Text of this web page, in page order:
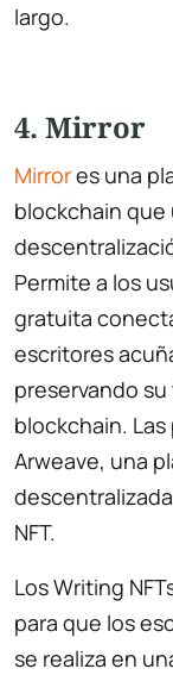
largo.
4. Mirror
Mirrores una
blockchain que
Permite a los
gratuita
escritores
preservando
blockchain.
Arweave, una
NFT.
Los Writing
para que los
se realiza en